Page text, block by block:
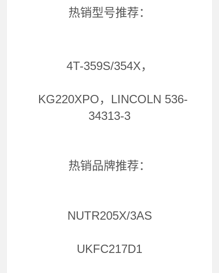
热销型号推荐：
4T-359S/354X，
KG220XPO，LINCOLN 536-
34313-3
热销品牌推荐：
NUTR205X/3AS
UKFC217D1